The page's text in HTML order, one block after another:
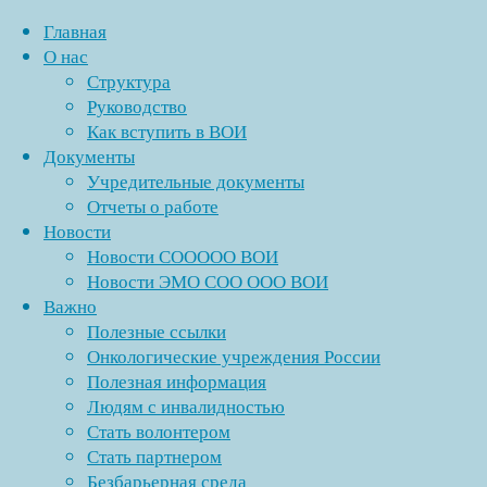
Перейти
содержимому
Главная
О нас
Структура
Руководство
Как вступить в ВОИ
Документы
Учредительные документы
Отчеты о работе
Новости
Новости СООООО ВОИ
Новости ЭМО СОО ООО ВОИ
Важно
Полезные ссылки
Онкологические учреждения России
Полезная информация
Людям с инвалидностью
Стать волонтером
Стать партнером
Безбарьерная среда